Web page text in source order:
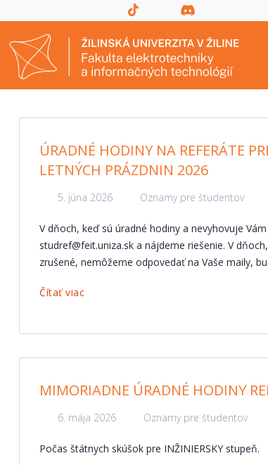
ÚRADNÉ HODINY NA REFERÁTE
LETNÝCH PRÁZDNIN 2026
5. júna 2026 Oznamy pre študentov
V dňoch, keď sú úradné hodiny a nevyhovuje
studref@feit.uniza.sk a nájdeme riešenie. V
zrušené, nemôžeme odpovedať na Vaše maily,
Čítať viac
MIMORIADNE ÚRADNÉ HODINY
6. mája 2026 Oznamy pre študentov
Počas štátnych skúšok pre INŽINIERSKY stupeň.